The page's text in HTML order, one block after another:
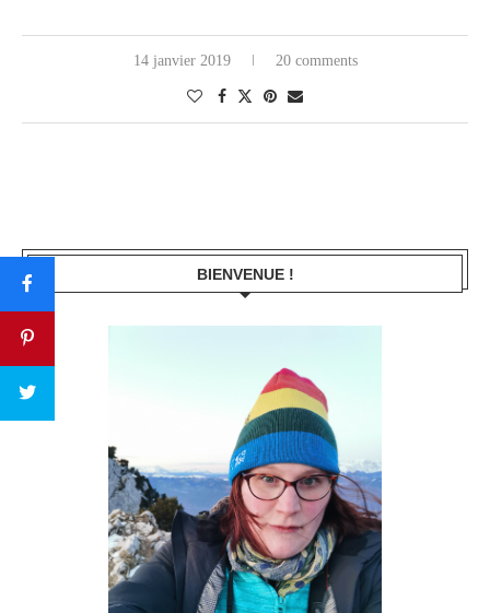
14 janvier 2019 20 comments
BIENVENUE !